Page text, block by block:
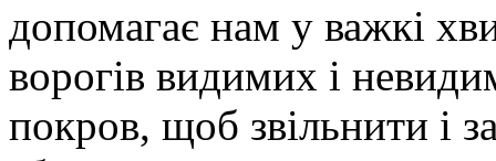
допомагає нам у важкі
ворогів видимих і
покров, щоб звільнити і